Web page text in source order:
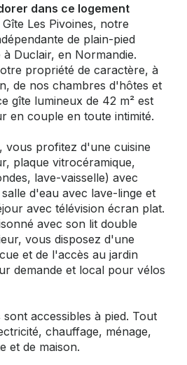
dans ce logement
Les Pivoines, notre
de plain-pied
Duclair, en Normandie.
propriété de caractère, à
de nos chambres d'hôtes et
gîte lumineux de 42 m² est
en couple en toute intimité.
vous profitez d'une cuisine
plaque vitrocéramique,
lave-vaisselle) avec
d'eau avec lave-linge et
avec télévision écran plat.
avec son lit double
vous disposez d'une
et de l'accès au jardin
demande et local pour vélos
accessibles à pied. Tout
chauffage, ménage,
et de maison.